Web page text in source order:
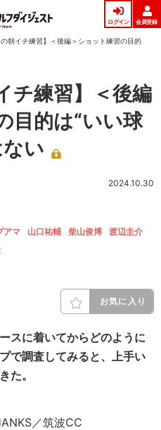
ログイン 会員登録
の朝イチ練習】＜後編＞ショット練習の目的
チ練習】＜後編
目的は“いい球
い
2024.10.30
アマ 山口祐輔 柴山俊博
渡辺圭介
お気に入り
スに着いてからどのように
で調査してみると、上手い
た。
／筑波CC